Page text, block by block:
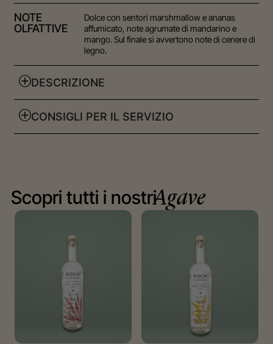
NOTE
OLFATTIVE
Dolce con sentori marshmallow e ananas
affumicato, note agrumate di mandarino e
mango. Sul finale si avvertono note di cenere di
legno.
DESCRIZIONE
CONSIGLI PER IL SERVIZIO
Scopri tutti i nostriAgave